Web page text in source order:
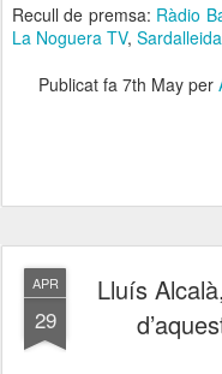
Recull de premsa: Ràdio
La Noguera TV, Sardalleida
Publicat fa 7th Mayper
APR
29
Lluís